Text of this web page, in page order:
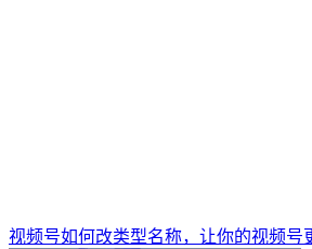
视频号如何改类型名称，让你的视频号